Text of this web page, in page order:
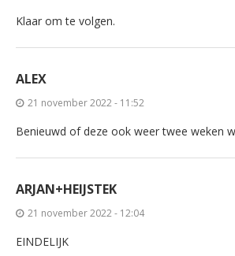
Klaar om te volgen.
ALEX
21 november 2022 - 11:52
Benieuwd of deze ook weer twee weken
ARJAN+HEIJSTEK
21 november 2022 - 12:04
EINDELIJK